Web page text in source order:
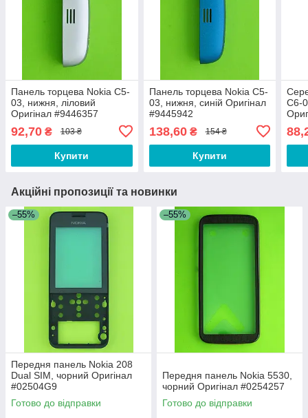
Панель торцева Nokia C5-
03, нижня, ліловий
Оригінал #9446357
92,70 ₴ 103 ₴
Купити
Панель торцева Nokia C5-
03, нижня, синій Оригінал
#9445942
138,60₴ 154 ₴
Купити
C6-
Акційні пропозиції та новинки
–55%
Передня панель Nokia 208
Dual SIM, чорний Оригінал
#02504G9
Готово до відправки
–55%
Передня панель Nokia 5530,
чорний Оригінал #0254257
Готово до відправки